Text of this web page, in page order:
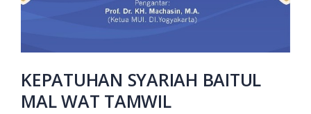
KEPATUHAN SYARIAH BAITUL
MAL WAT TAMWIL
BERKEMAJUAN